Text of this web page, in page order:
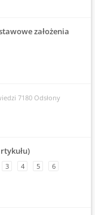
założenia
7180 Odsłony
3 4 5 6